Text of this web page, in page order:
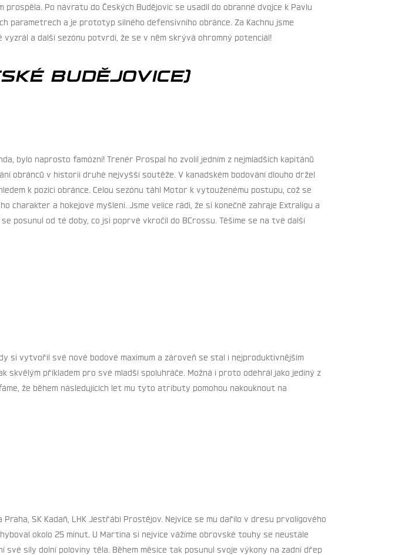
Po návratu do Českých Budějovic se usadil do obranné dvojce k Pavlu
parametrech a je prototyp silného defensivního obránce. Za Kachnu jsme
a další sezónu potvrdí, že se v něm skrývá ohromný potenciál!
BUDĚJOVICE)
bylo naprosto famózní! Trenér Prospal ho zvolil jedním z nejmladších kapitánů
obránců v historii druhé nejvyšší soutěže. V kanadském bodování dlouho držel
k pozici obránce. Celou sezónu táhl Motor k vytouženému postupu, což se
charakter a hokejové myšlení. Jsme velice rádi, že si konečně zahraje Extraligu a
posunul od té doby, co jsi poprvé vkročil do BCrossu. Těšíme se na tvé další
si vytvořil své nové bodové maximum a zároveň se stal i nejproduktivnějším
příkladem pro své mladší spoluhráče. Možná i proto odehrál jako jediný z
že během následujících let mu tyto atributy pomohou nakouknout na
SK Kadaň, LHK Jestřábi Prostějov. Nejvíce se mu dařilo v dresu prvoligového
okolo 25 minut. U Martina si nejvíce vážíme obrovské touhy se neustále
síly dolní poloviny těla. Během měsíce tak posunul svoje výkony na zadní dřep